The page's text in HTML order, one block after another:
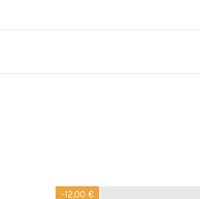
-12,00 €